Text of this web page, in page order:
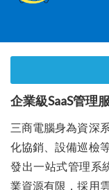
企業級SaaS管理
三商電腦身為資深
化協銷、設備巡檢
發出一站式管理系
業資源有限，採用